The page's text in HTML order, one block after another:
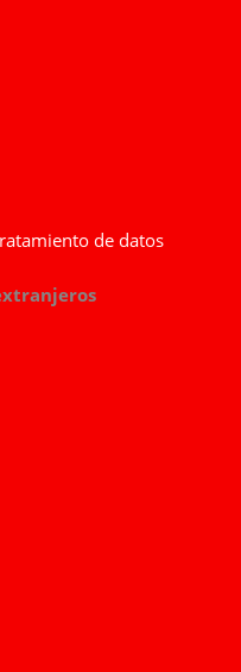
de datos